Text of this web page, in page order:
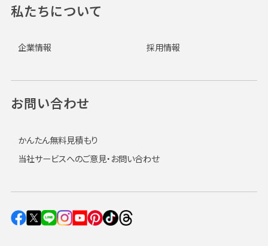
私たちについて
企業情報 採用情報
お問い合わせ
かんたん無料見積もり
当社サービスへのご意見・お問い合わせ